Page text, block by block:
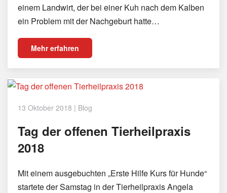
einem Landwirt, der bei einer Kuh nach dem Kalben
ein Problem mit der Nachgeburt hatte…
Mehr erfahren
13 Oktober 2018 | Blog
Tag der offenen Tierheilpraxis
2018
Mit einem ausgebuchten „Erste Hilfe Kurs für Hunde“
startete der Samstag in der Tierheilpraxis Angela